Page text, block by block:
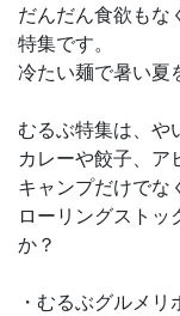
だんだん食欲もな
特集です。
冷たい麺で暑い夏
むるぶ特集は、や
カレーや餃子、ア
キャンプだけでな
ローリングストッ
か？
・むるぶグルメ